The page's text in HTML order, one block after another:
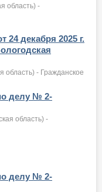
область) -
24 декабря 2025 г.
область) - Гражданское
делу № 2-
область) -
делу № 2-